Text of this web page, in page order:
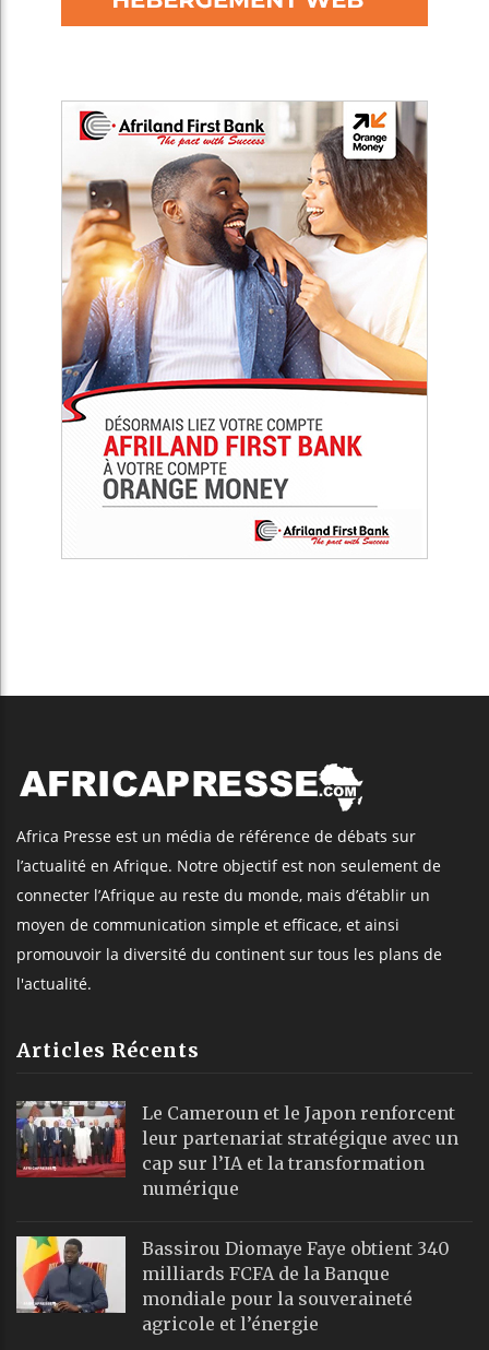
Africa Presse est un média de référence de débats sur
l’actualité en Afrique. Notre objectif est non seulement de
connecter l’Afrique au reste du monde, mais d’établir un
moyen de communication simple et efficace, et ainsi
promouvoir la diversité du continent sur tous les plans de
l'actualité.
Articles Récents
Le Cameroun et le Japon renforcent
leur partenariat stratégique avec un
cap sur l’IA et la transformation
numérique
Bassirou Diomaye Faye obtient 340
milliards FCFA de la Banque
mondiale pour la souveraineté
agricole et l’énergie